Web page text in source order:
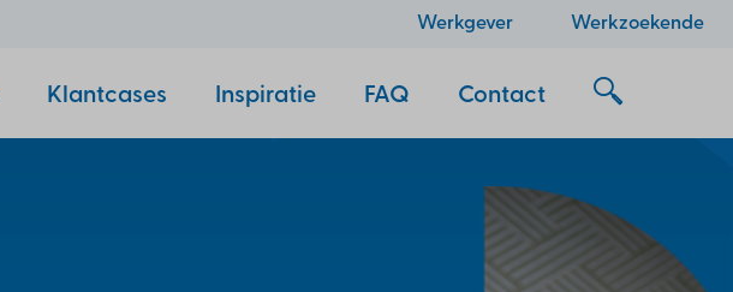
Klantcases Inspiratie FAQ Contact
Werkgever Werkzoekende